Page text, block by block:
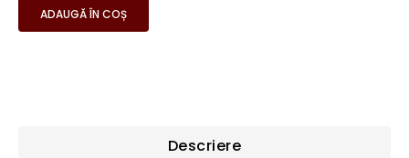
ADAUGĂ ÎN COȘ
Descriere